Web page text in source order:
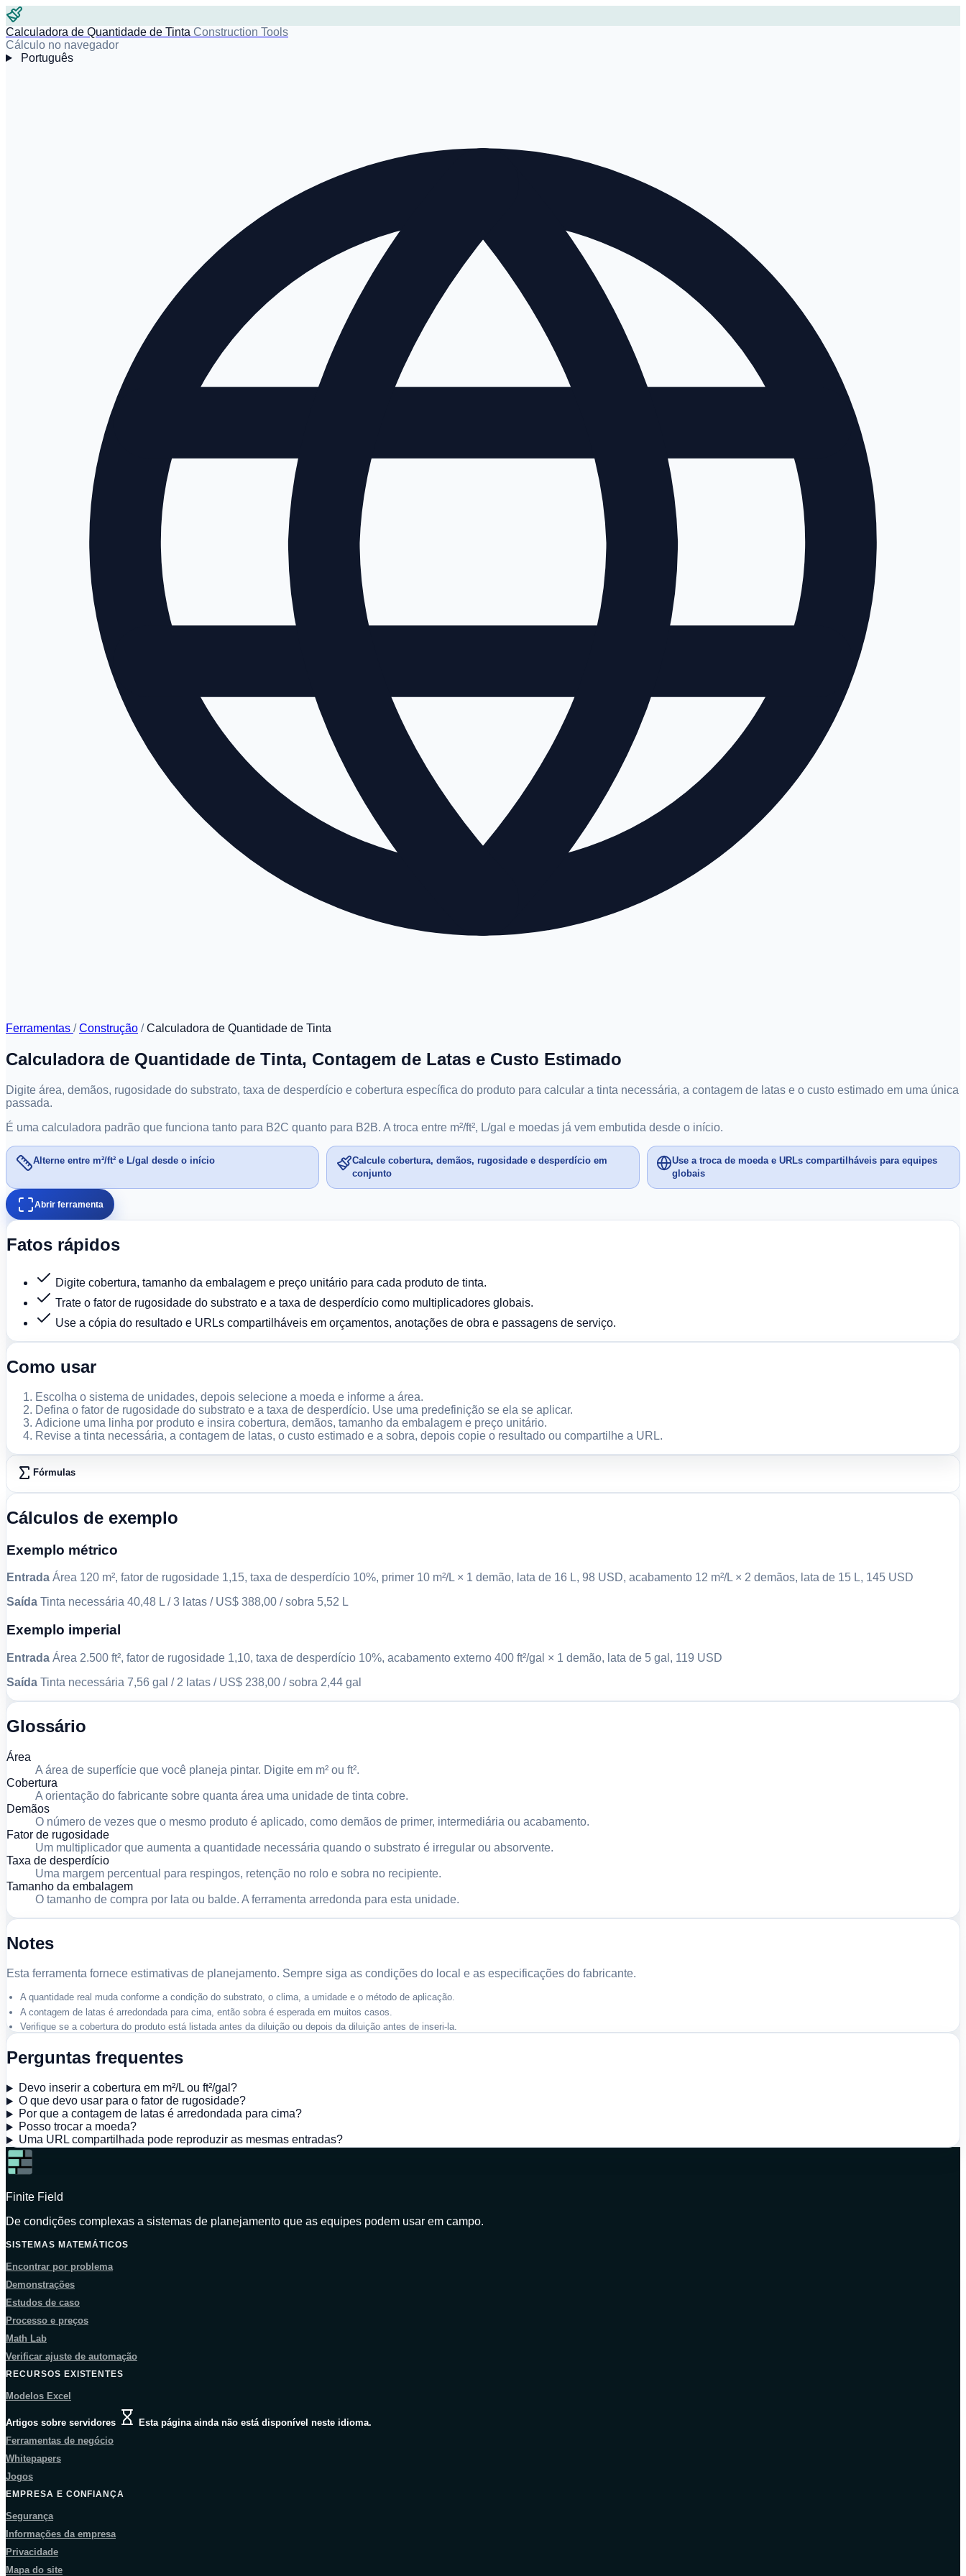
Calculadora de Quantidade de Tinta Construction Tools
Cálculo no navegador
Português
Ferramentas / Construção / Calculadora de Quantidade de Tinta
Calculadora de Quantidade de Tinta, Contagem de Latas e Custo Estimado
Digite área, demãos, rugosidade do substrato, taxa de desperdício e cobertura específica do produto para calcular a tinta necessária, a contagem de latas e o custo estimado em uma única
passada.
É uma calculadora padrão que funciona tanto para B2C quanto para B2B. A troca entre m²/ft², L/gal e moedas já vem embutida desde o início.
Alterne entre m²/ft² e L/gal desde o início
Calcule cobertura, demãos, rugosidade e desperdício em
conjunto
Use a troca de moeda e URLs compartilháveis para equipes
globais
Abrir ferramenta
Fatos rápidos
Digite cobertura, tamanho da embalagem e preço unitário para cada produto de tinta.
Trate o fator de rugosidade do substrato e a taxa de desperdício como multiplicadores globais.
Use a cópia do resultado e URLs compartilháveis em orçamentos, anotações de obra e passagens de serviço.
Como usar
Escolha o sistema de unidades, depois selecione a moeda e informe a área.
Defina o fator de rugosidade do substrato e a taxa de desperdício. Use uma predefinição se ela se aplicar.
Adicione uma linha por produto e insira cobertura, demãos, tamanho da embalagem e preço unitário.
Revise a tinta necessária, a contagem de latas, o custo estimado e a sobra, depois copie o resultado ou compartilhe a URL.
Fórmulas
Cálculos de exemplo
Exemplo métrico
Entrada Área 120 m², fator de rugosidade 1,15, taxa de desperdício 10%, primer 10 m²/L × 1 demão, lata de 16 L, 98 USD, acabamento 12 m²/L × 2 demãos, lata de 15 L, 145 USD
Saída Tinta necessária 40,48 L / 3 latas / US$ 388,00 / sobra 5,52 L
Exemplo imperial
Entrada Área 2.500 ft², fator de rugosidade 1,10, taxa de desperdício 10%, acabamento externo 400 ft²/gal × 1 demão, lata de 5 gal, 119 USD
Saída Tinta necessária 7,56 gal / 2 latas / US$ 238,00 / sobra 2,44 gal
Glossário
Área
A área de superfície que você planeja pintar. Digite em m² ou ft².
Cobertura
A orientação do fabricante sobre quanta área uma unidade de tinta cobre.
Demãos
O número de vezes que o mesmo produto é aplicado, como demãos de primer, intermediária ou acabamento.
Fator de rugosidade
Um multiplicador que aumenta a quantidade necessária quando o substrato é irregular ou absorvente.
Taxa de desperdício
Uma margem percentual para respingos, retenção no rolo e sobra no recipiente.
Tamanho da embalagem
O tamanho de compra por lata ou balde. A ferramenta arredonda para esta unidade.
Notes
Esta ferramenta fornece estimativas de planejamento. Sempre siga as condições do local e as especificações do fabricante.
A quantidade real muda conforme a condição do substrato, o clima, a umidade e o método de aplicação.
A contagem de latas é arredondada para cima, então sobra é esperada em muitos casos.
Verifique se a cobertura do produto está listada antes da diluição ou depois da diluição antes de inseri-la.
Perguntas frequentes
Devo inserir a cobertura em m²/L ou ft²/gal?
O que devo usar para o fator de rugosidade?
Por que a contagem de latas é arredondada para cima?
Posso trocar a moeda?
Uma URL compartilhada pode reproduzir as mesmas entradas?
Finite Field
De condições complexas a sistemas de planejamento que as equipes podem usar em campo.
SISTEMAS MATEMÁTICOS
Encontrar por problema
Demonstrações
Estudos de caso
Processo e preços
Math Lab
Verificar ajuste de automação
RECURSOS EXISTENTES
Modelos Excel
Artigos sobre servidores
Esta página ainda não está disponível neste idioma.
Ferramentas de negócio
Whitepapers
Jogos
EMPRESA E CONFIANÇA
Segurança
Informações da empresa
Privacidade
Mapa do site